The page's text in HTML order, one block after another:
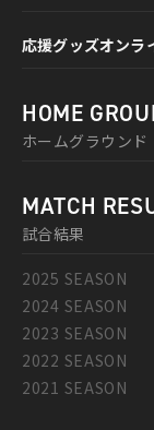
応援グッズオンラ
HOME
ホームグラウンド
MATCH
試合結果
2025 SEASON
2024 SEASON
2023 SEASON
2022 SEASON
2021 SEASON